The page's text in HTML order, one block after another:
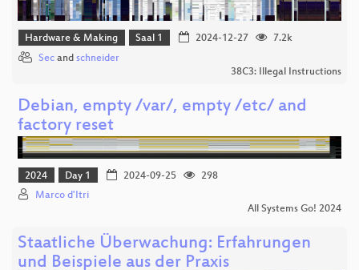
Hardware & Making Saal 1 2024-12-27
7.2k
Sec and schneider
38C3: Illegal Instructions
Debian, empty /var/, empty /etc/ and
factory reset
2024 Day 1 2024-09-25
298
Marco d'Itri
All Systems Go! 2024
Staatliche Überwachung: Erfahrungen
und Beispiele aus der Praxis